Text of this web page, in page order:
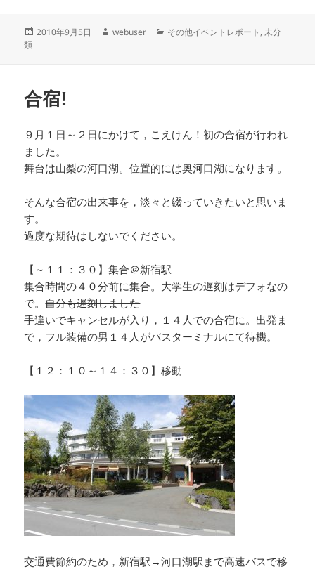
投
2010年9月5日
作
webuser
カ
その他イベントレポート ,未分
類
合宿!
９月１日～２日にかけて，こえけん！初の合宿が行われ
ました。
舞台は山梨の河口湖。位置的には奥河口湖になります。
そんな合宿の出来事を，淡々と綴っていきたいと思いま
す。
過度な期待はしないでください。
【～１１：３０】集合＠新宿駅
集合時間の４０分前に集合。大学生の遅刻はデフォなの
で。自分も遅刻しました
手違いでキャンセルが入り，１４人での合宿に。出発ま
で，フル装備の男１４人がバスターミナルにて待機。
【１２：１０～１４：３０】移動
交通費節約のため，新宿駅→河口湖駅まで高速バスで移